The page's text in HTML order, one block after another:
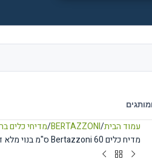
מותגים
עמוד הבית BERTAZZONI מדיחי כלים
מדיח כלים Bertazzoni 60 ס"מ בנוי מלא דגם DW60S2IEPDV